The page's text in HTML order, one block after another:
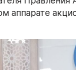
аппарате